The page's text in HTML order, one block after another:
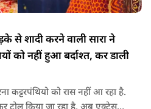
से शादी करने वाली सारा ने
को नहीं हुआ बर्दाश्त, कर डाली
कट्टरपंथियो को रास नहीं आ रहा है.